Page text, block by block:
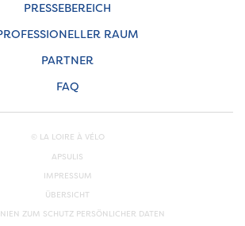
PRESSEBEREICH
RAUM
PARTNER
FAQ
© LA LOIRE À VÉLO
APSULIS
IMPRESSUM
ÜBERSICHT
ZUM SCHUTZ PERSÖNLICHER DATEN